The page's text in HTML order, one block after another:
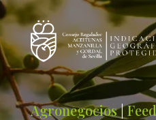
Agronegocios|